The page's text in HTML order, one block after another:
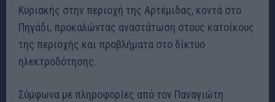
Κυριακής στην περιοχή της Αρτέμιδας, κοντά στο
Πηγάδι, προκαλώντας αναστάτωση στους κατοίκους
της περιοχής και προβλήματα στο δίκτυο
ηλεκτροδότησης.
Σύμφωνα με πληροφορίες από τον Παναγιώτη